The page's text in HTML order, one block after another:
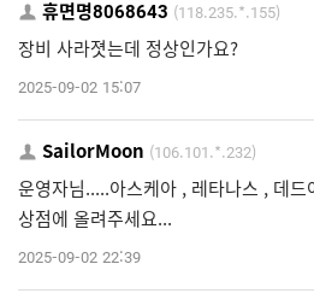
휴면명8068643 (118.235.*.155)
장비 사라졋는데 정상인가요?
2025-09-02 15:07
SailorMoon (106.101.*.232)
운영자님.....아스케아 , 레타나스 , 데
상점에 올려주세요...
2025-09-02 22:39